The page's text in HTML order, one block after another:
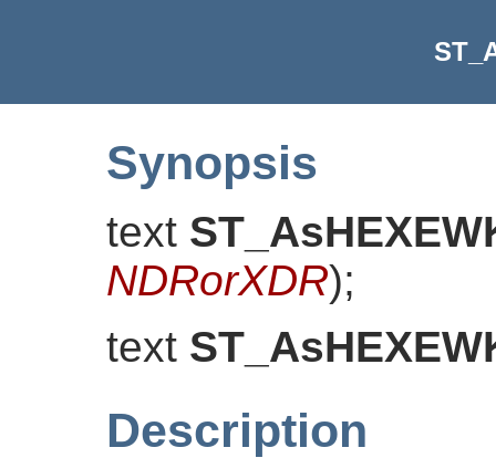
Synopsis
text
NDRorXDR);
text
Description